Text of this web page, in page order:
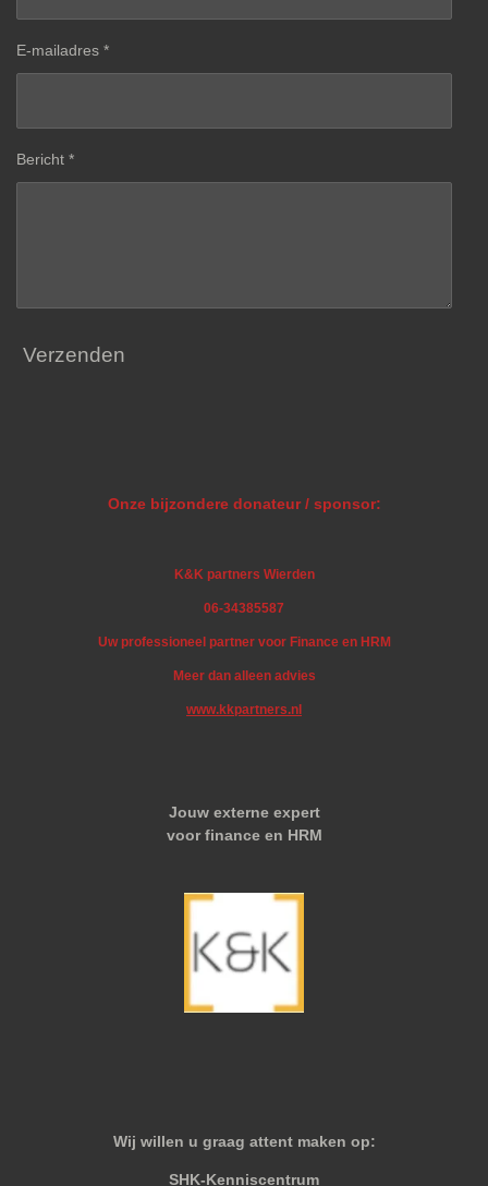
E-mailadres *
Bericht *
Verzenden
Onze bijzondere donateur / sponsor:
K&K partners Wierden
06-34385587
Uw professioneel partner voor Finance en HRM
Meer dan alleen advies
www.kkpartners.nl
Jouw externe expert
voor finance en HRM
Wij willen u graag attent maken op:
SHK-Kenniscentrum